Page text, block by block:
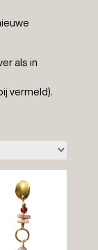
als in
vermeld).